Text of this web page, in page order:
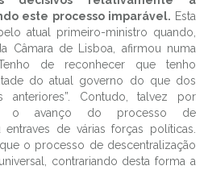
este processo imparável. Esta
atual primeiro-ministro quando,
Câmara de Lisboa, afirmou numa
de reconhecer que tenho
do atual governo do que dos
anteriores”. Contudo, talvez por
o avanço do processo de
entraves de várias forças políticas.
o processo de descentralização
contrariando desta forma a